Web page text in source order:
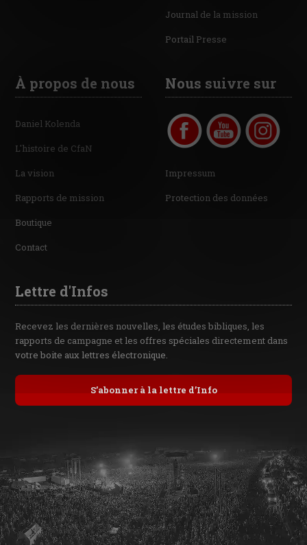
Journal de la mission
Portail Presse
À propos de nous
Daniel Kolenda
L'histoire de CfaN
La vision
Rapports de mission
Boutique
Contact
Nous suivre sur
Impressum
Protection des données
Lettre d'Infos
Recevez les dernières nouvelles, les études bibliques, les
rapports de campagne et les offres spéciales directement dans
votre boite aux lettres électronique.
S’abonner à la lettre d’Info